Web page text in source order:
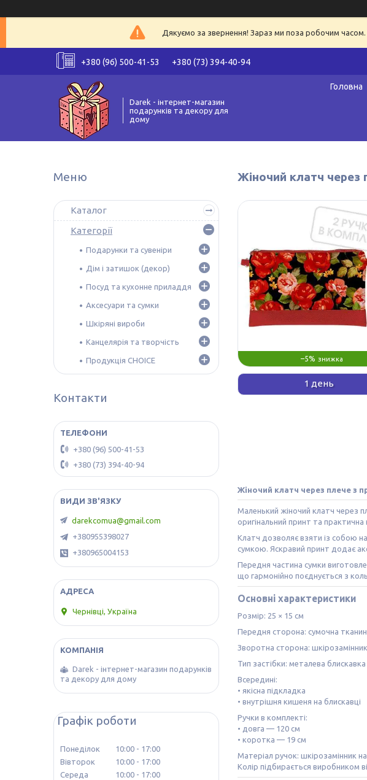
Дякуємо за звернення! Зараз ми поза робочим
+380 (96) 500-41-53 +380 (73) 394-40-94
Darek - інтернет-магазин
подарунків та декору для
дому
Головна
Жіночий клатч через
–5%
1 день
Жіночий клатч через плече з
Маленький жіночий клатч через
оригінальний принт та
Клатч дозволяє взяти із собою
сумкою. Яскравий принт додає
Передня частина сумки
що гармонійно поєднується з
Основні характеристики
Розмір: 25 × 15 см
Передня сторона: сумочна
Зворотна сторона:
Тип застібки: металева блискавка
Всередині:
• якісна підкладка
• внутрішня кишеня на блискавці
Ручки в комплекті:
• довга — 120 см
• коротка — 19 см
Матеріал ручок: шкірозамінник
Колір підбирається виробником
Каталог
Категорії
Подарунки та сувеніри
Дім і затишок (декор)
Посуд та кухонне приладдя
Аксесуари та сумки
Шкіряні вироби
Канцелярія та творчість
Продукція CHOICE
Контакти
+380 (96) 500-41-53
+380 (73) 394-40-94
darekcomua@gmail.com
+380955398027
+380965004153
Чернівці, Україна
Darek - інтернет-магазин подарунків
та декору для дому
Графік роботи
Понеділок 10:00
17:00
Вівторок
10:00
17:00
Середа
10:00
17:00